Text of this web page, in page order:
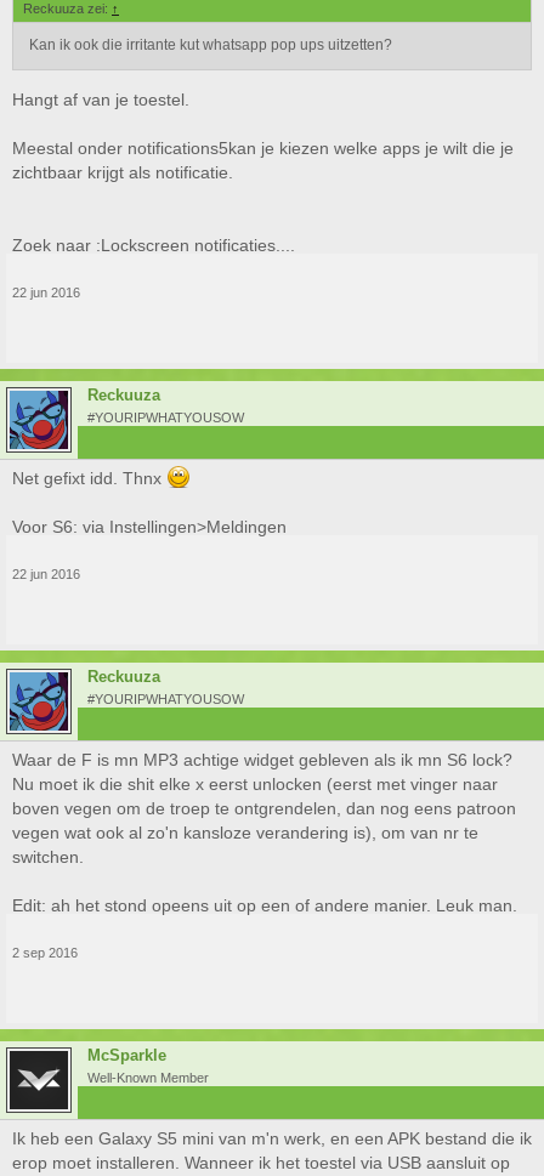
Reckuuza zei: ↑
Kan ik ook die irritante kut whatsapp pop ups uitzetten?
Hangt af van je toestel.
Meestal onder notifications5kan je kiezen welke apps je wilt die je
zichtbaar krijgt als notificatie.
Zoek naar :Lockscreen notificaties....
22 jun 2016
Reckuuza
#YOURIPWHATYOUSOW
Net gefixt idd. Thnx
Voor S6: via Instellingen>Meldingen
22 jun 2016
Reckuuza
#YOURIPWHATYOUSOW
Waar de F is mn MP3 achtige widget gebleven als ik mn S6 lock?
Nu moet ik die shit elke x eerst unlocken (eerst met vinger naar
boven vegen om de troep te ontgrendelen, dan nog eens patroon
vegen wat ook al zo'n kansloze verandering is), om van nr te
switchen.
Edit: ah het stond opeens uit op een of andere manier. Leuk man.
2 sep 2016
McSparkle
Well-Known Member
Ik heb een Galaxy S5 mini van m'n werk, en een APK bestand die ik
erop moet installeren. Wanneer ik het toestel via USB aansluit op